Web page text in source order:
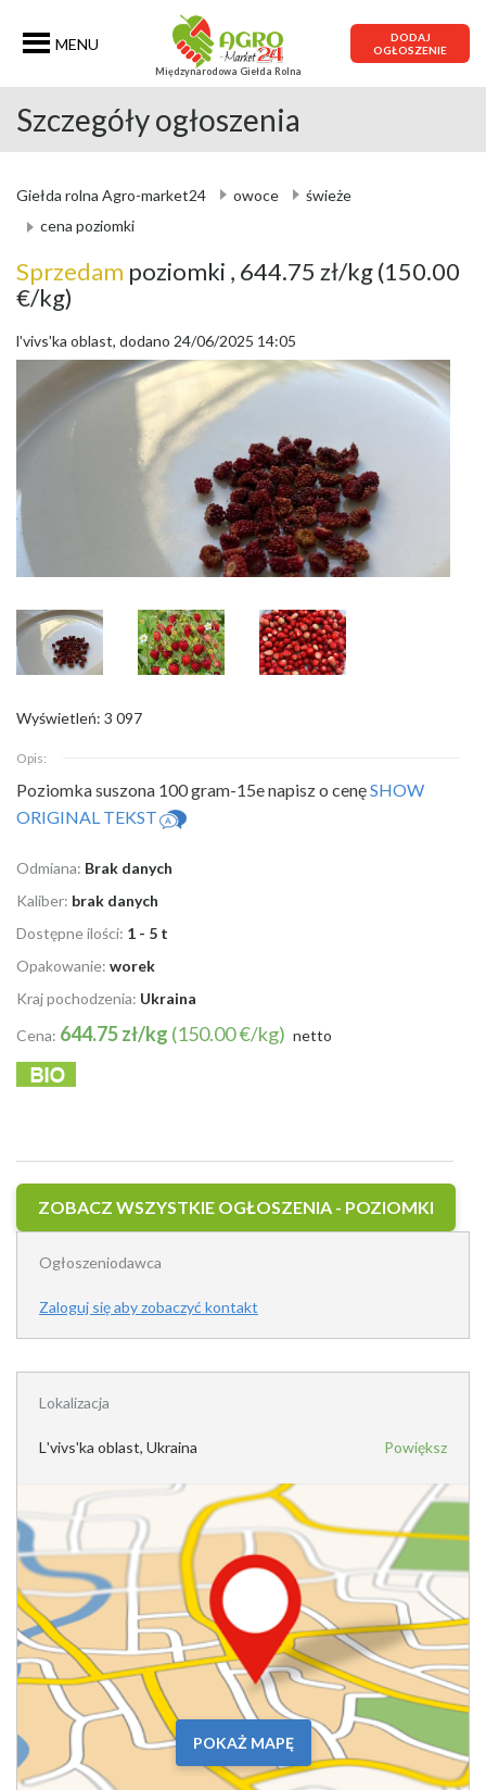
MENU
Międzynarodowa Giełda Rolna
DODAJ
OGŁOSZENIE
Szczegóły ogłoszenia
Giełda rolna Agro-market24 owoce
świeże
cena poziomki
Sprzedam poziomki , 644.75 zł/kg(150.00
€/kg)
lʹvivsʹka oblast, dodano 24/06/2025 14:05
Wyświetleń: 3 097
Opis:
Poziomka suszona 100 gram-15e napisz o cenęSHOW
ORIGINAL TEKST
Odmiana: Brak danych
Kaliber: brak danych
Dostępne ilości: 1 - 5 t
Opakowanie: worek
Kraj pochodzenia: Ukraina
Cena: 644.75 zł/kg (150.00 €/kg) netto
ZOBACZ WSZYSTKIE OGŁOSZENIA - POZIOMKI
Ogłoszeniodawca
Zaloguj się aby zobaczyć kontakt
Lokalizacja
Lʹvivsʹka oblast, Ukraina Powiększ
POKAŻ MAPĘ